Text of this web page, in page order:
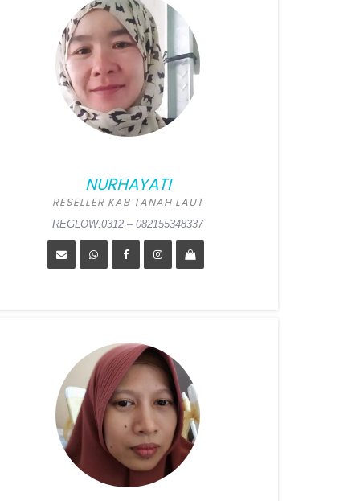
RW 000, Gunung Tabur, Berau
RW 2, Welahan, Jepara
NURHAYATI
RESELLER KAB TANAH LAUT
REGLOW.0312 – 082155348337
Tanah Laut